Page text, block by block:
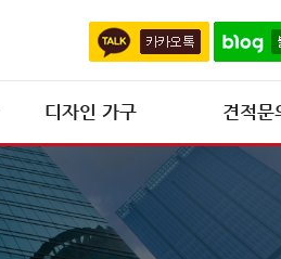
디자인 가구 견적문